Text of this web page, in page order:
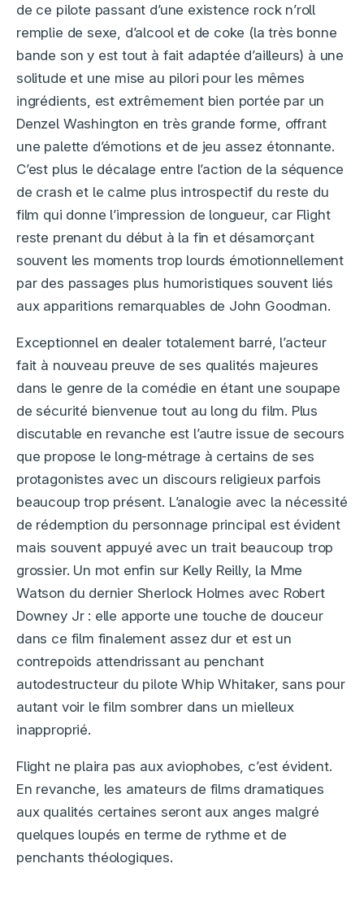
de ce pilote passant d’une existence rock n’roll
remplie de sexe, d’alcool et de coke (la très bonne
bande son y est tout à fait adaptée d’ailleurs) à une
solitude et une mise au pilori pour les mêmes
ingrédients, est extrêmement bien portée par un
Denzel Washington en très grande forme, offrant
une palette d’émotions et de jeu assez étonnante.
C’est plus le décalage entre l’action de la séquence
de crash et le calme plus introspectif du reste du
film qui donne l’impression de longueur, car Flight
reste prenant du début à la fin et désamorçant
souvent les moments trop lourds émotionnellement
par des passages plus humoristiques souvent liés
aux apparitions remarquables de John Goodman.
Exceptionnel en dealer totalement barré, l’acteur
fait à nouveau preuve de ses qualités majeures
dans le genre de la comédie en étant une soupape
de sécurité bienvenue tout au long du film. Plus
discutable en revanche est l’autre issue de secours
que propose le long-métrage à certains de ses
protagonistes avec un discours religieux parfois
beaucoup trop présent. L’analogie avec la nécessité
de rédemption du personnage principal est évident
mais souvent appuyé avec un trait beaucoup trop
grossier. Un mot enfin sur Kelly Reilly, la Mme
Watson du dernier Sherlock Holmes avec Robert
Downey Jr : elle apporte une touche de douceur
dans ce film finalement assez dur et est un
contrepoids attendrissant au penchant
autodestructeur du pilote Whip Whitaker, sans pour
autant voir le film sombrer dans un mielleux
inapproprié.
Flight ne plaira pas aux aviophobes, c’est évident.
En revanche, les amateurs de films dramatiques
aux qualités certaines seront aux anges malgré
quelques loupés en terme de rythme et de
penchants théologiques.